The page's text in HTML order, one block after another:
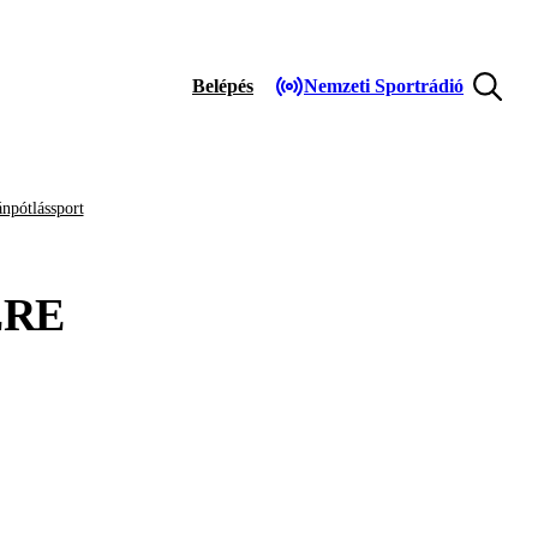
Belépés Nemzeti Sportrádió